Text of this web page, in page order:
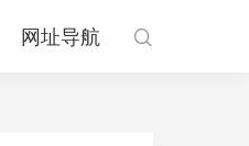

网址导航